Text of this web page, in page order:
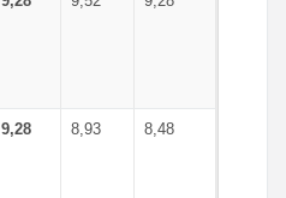
9,28 8,93 8,48